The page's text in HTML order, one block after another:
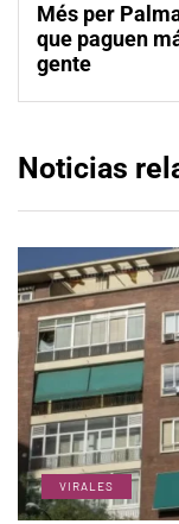
Més per
que paguen
gente
Noticias
VIRALES